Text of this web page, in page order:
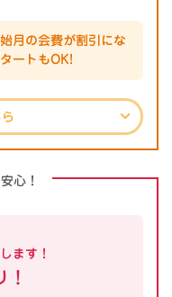
月の会費が割引にな
ートもOK!
心！
ます！
！